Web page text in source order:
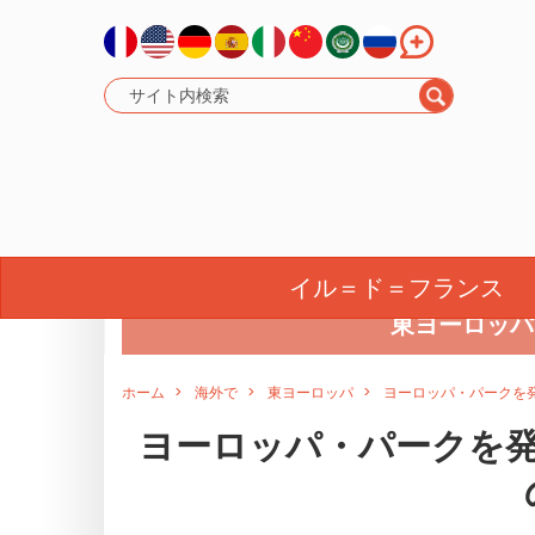
イル＝ド＝フランス
北アフリカ
東ヨーロッパ
ホーム 海外で 東ヨーロッパ ヨーロッパ・パークを
ヨーロッパ・パークを